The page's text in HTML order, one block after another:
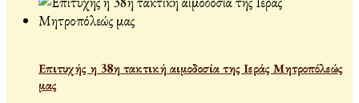
Επιτυχής η 38η τακτική αιμοδοσία της Ιεράς Μητροπόλεώς
μας